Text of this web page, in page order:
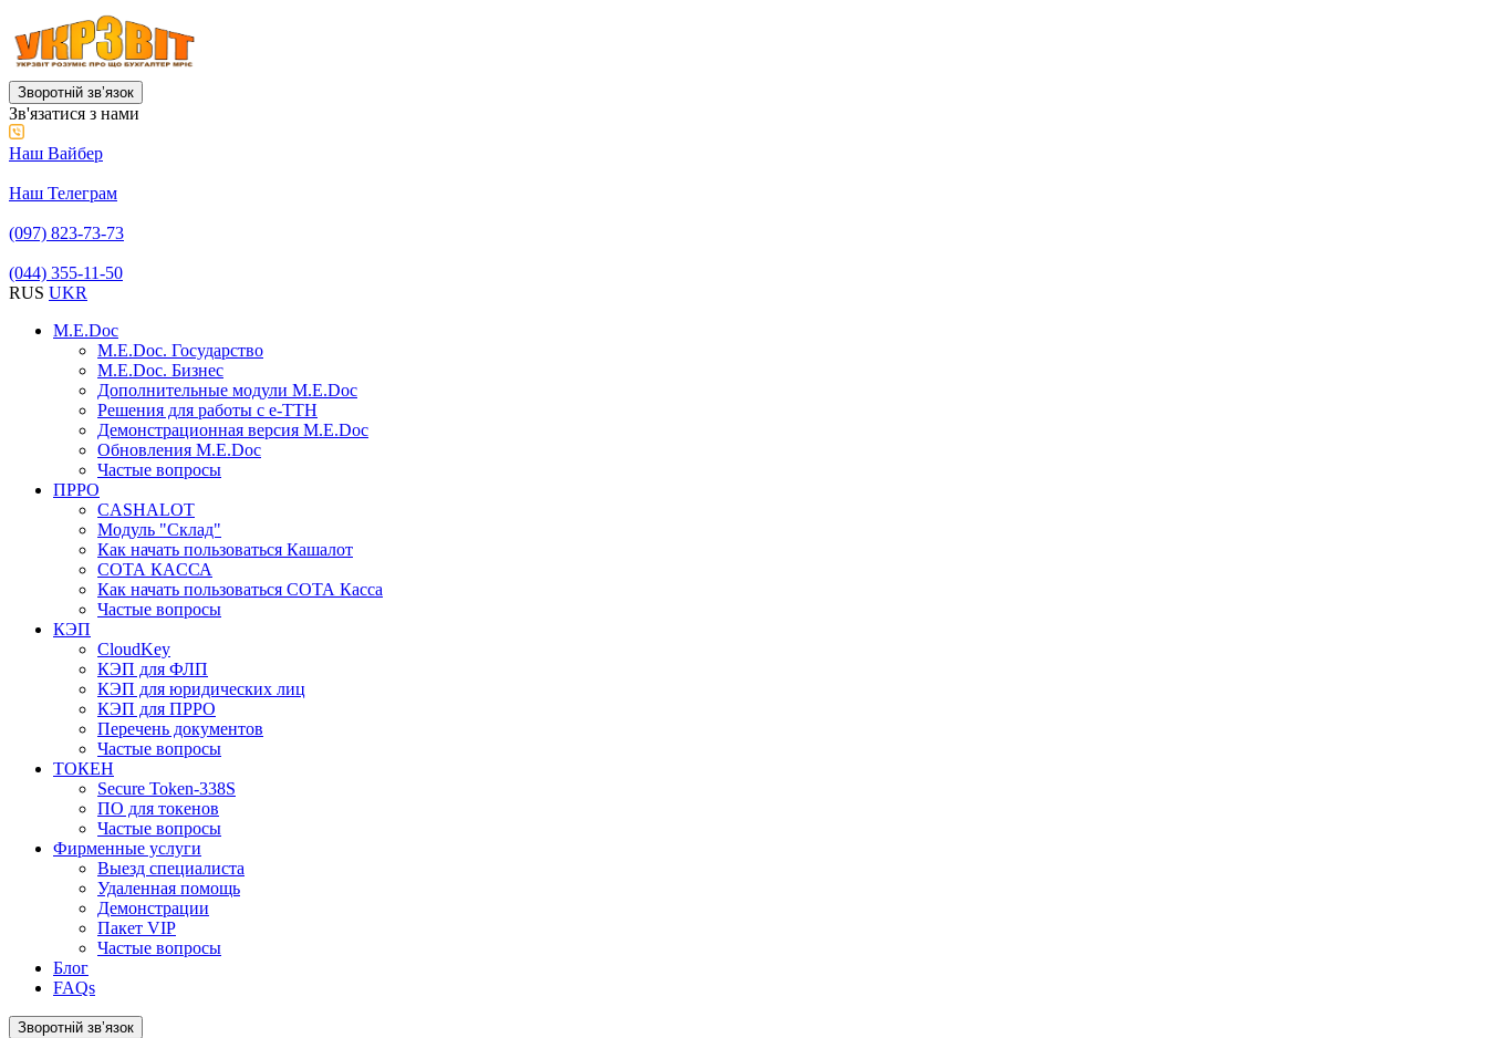
Зворотній звʼязок
Зв'язатися з нами
Наш Вайбер
Наш Телеграм
(097) 823-73-73
(044) 355-11-50
RUS UKR
M.E.Doc
M.E.Doc. Государство
M.E.Doc. Бизнес
Дополнительные модули M.E.Doc
Решения для работы с е-ТТН
Демонстрационная версия M.E.Doc
Обновления M.E.Doc
Частые вопросы
ПРРО
CASHALOT
Модуль "Склад"
Как начать пользоваться Кашалот
СОТА КАCСА
Как начать пользоваться СОТА Касса
Частые вопросы
КЭП
CloudKey
КЭП для ФЛП
КЭП для юридических лиц
КЭП для ПРРО
Перечень документов
Частые вопросы
ТОКЕН
Secure Token-338S
ПО для токенов
Частые вопросы
Фирменные услуги
Выезд специалиста
Удаленная помощь
Демонстрации
Пакет VIP
Частые вопросы
Блог
FAQs
Зворотній звʼязок